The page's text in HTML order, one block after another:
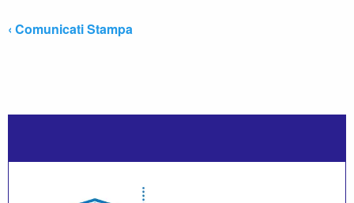
‹ Comunicati Stampa